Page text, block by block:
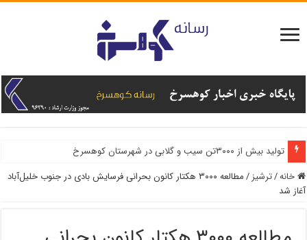
تولید بیش از ۳۰۰۰تن سیب و گلابی در شهرستان کوهسرخ
خانه/ترشیز /
مطالعه ۳۰۰۰ هکتار کانون بحرانی فرسایش بادی در جنوب خلیل‌آباد
آغاز شد